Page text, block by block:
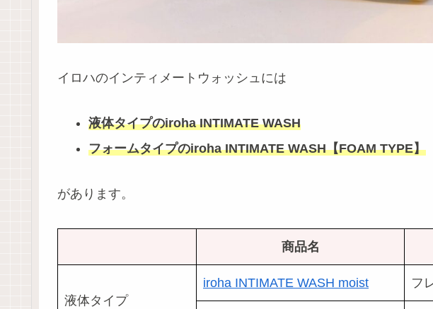
イロハのインティメートウォッシュには
液体タイプのiroha INTIMATE WASH
フォームタイプのiroha INTIMATE WASH【FOAM TYPE】
があります。
商品名
液体タイプ
iroha INTIMATE WASH moist フ